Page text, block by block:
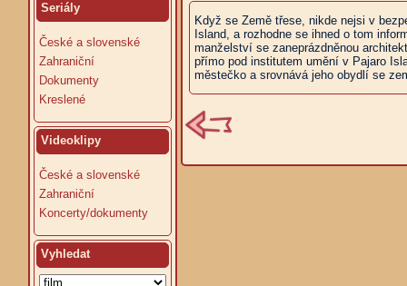
Seriály
České a slovenské
Zahraniční
Dokumenty
Kreslené
Videoklipy
České a slovenské
Zahraniční
Koncerty/dokumenty
Vyhledat
Když se Země třese, nikde nejsi v
Island, a rozhodne se ihned o tom
manželství se zaneprázdněnou
přímo pod institutem umění v Pajaro
městečko a srovnává jeho obydlí se